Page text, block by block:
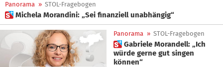
Panorama » STOL-Fragebogen
 Michela Morandini: „Sei finanziell unabhängig“
Panorama » STOL-Fragebogen
 Gabriele Morandell: „Ich
würde gerne gut singen
können“